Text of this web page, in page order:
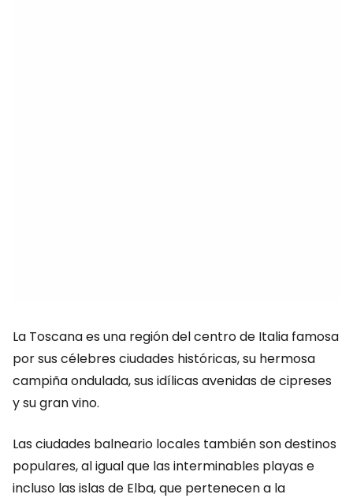
La Toscana es una región del centro de Italia famosa
por sus célebres ciudades históricas, su hermosa
campiña ondulada, sus idílicas avenidas de cipreses
y su gran vino.
Las ciudades balneario locales también son destinos
populares, al igual que las interminables playas e
incluso las islas de Elba, que pertenecen a la